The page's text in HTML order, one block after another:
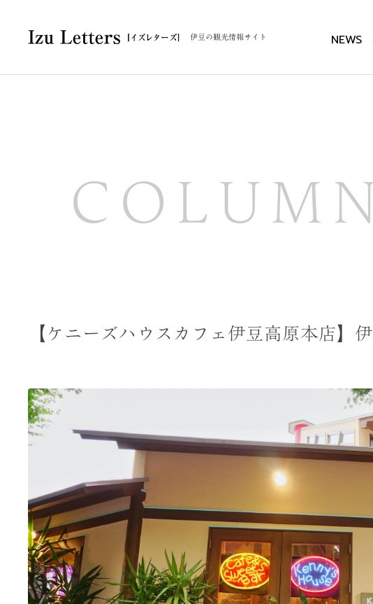
伊豆の観光情報サイト NEWS
【ケニーズハウスカフェ伊豆高原本店】